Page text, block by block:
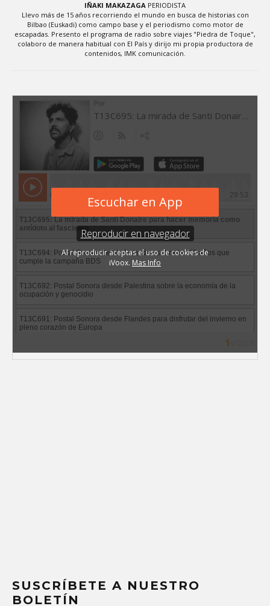
IÑAKI MAKAZAGA PERIODISTA
Llevo más de 15 años recorriendo el mundo en busca de historias con
Bilbao (Euskadi) como campo base y el periodismo como motor de
escapadas. Presento el programa de radio sobre viajes "Piedra de Toque",
colaboro de manera habitual con El País y dirijo mi propia productora de
contenidos, IMK comunicación.
SUSCRÍBETE A NUESTRO
BOLETÍN